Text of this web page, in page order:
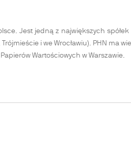
Jest jedną z największych
i we Wrocławiu). PHN ma
Wartościowych w Warszawie.